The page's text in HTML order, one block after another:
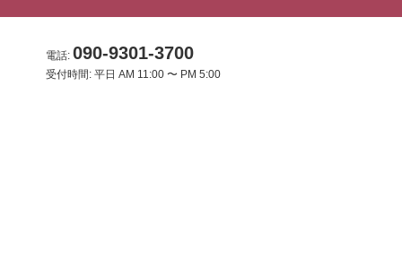
電話: 090-9301-3700
受付時間: 平日 AM 11:00 〜 PM 5:00